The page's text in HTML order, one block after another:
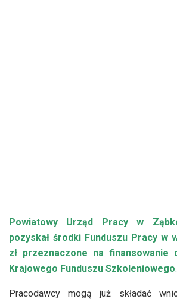
Powiatowy Urząd Pracy w
pozyskał środki Funduszu Pracy w
zł przeznaczone na finansowanie
Krajowego Funduszu Szkoleniowego.
Pracodawcy mogą już składać